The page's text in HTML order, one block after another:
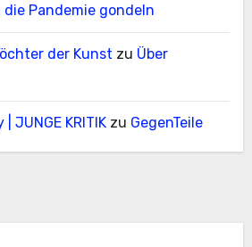
die Pandemie gondeln
der Kunst zu Über
JUNGE KRITIKzu GegenTeile